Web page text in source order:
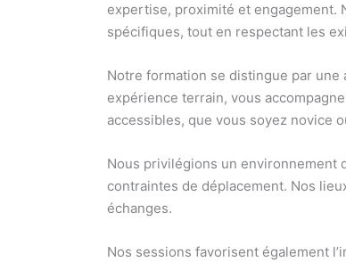
expertise, proximité et engagement.
spécifiques, tout en respectant les
Notre formation se distingue par
expérience terrain, vous
accessibles, que vous soyez novice
Nous privilégions un environnement
contraintes de déplacement. Nos
échanges.
Nos sessions favorisent également